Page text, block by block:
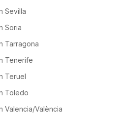
Sevilla
Soria
Tarragona
Tenerife
Teruel
Toledo
Valencia/València